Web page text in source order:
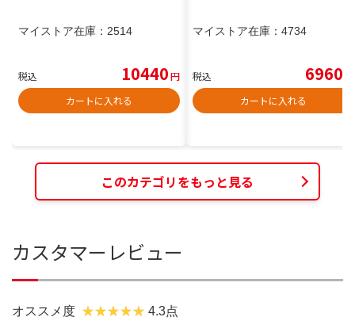
マイストア在庫： 2514
税込 10440円
カートに入れる
マイストア在庫： 4734
税込 6960
カートに入れる
このカテゴリをもっと見る
カスタマーレビュー
オススメ度 4.3点